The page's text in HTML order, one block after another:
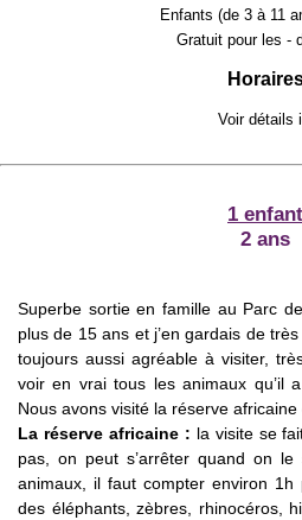
Enfants (de 3 à 11
Gratuit pour les -
Voir détails
1 enfant
2 ans
Superbe sortie en famille au Parc
plus de 15 ans et j’en gardais de
toujours aussi agréable à visiter,
voir en vrai tous les animaux qu’il
Nous avons visité la réserve africaine
La réserve africaine : la visite se
pas, on peut s’arrêter quand on
animaux, il faut compter environ
des éléphants, zèbres, rhinocéros,